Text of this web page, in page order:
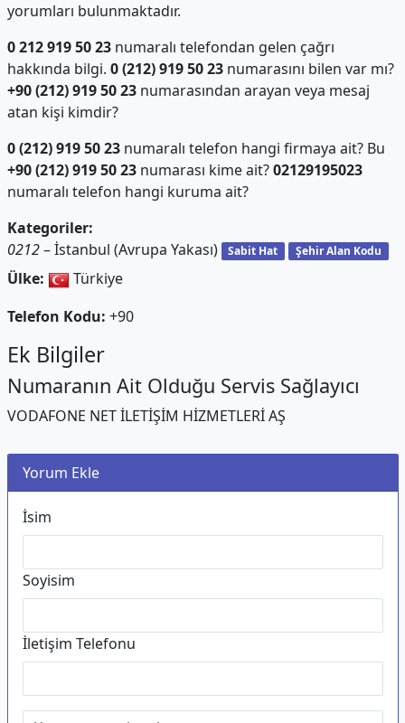
yorumları bulunmaktadır.
0 212 919 50 23numaralı telefondan gelen çağrı
hakkında bilgi. 0 (212) 919 50 23numarasını bilen var mı?
+90 (212) 919 50 23numarasından arayan veya mesaj
atan kişi kimdir?
0 (212) 919 50 23numaralı telefon hangi firmaya ait? Bu
+90 (212) 919 50 23numarası kime ait?02129195023
numaralı telefon hangi kuruma ait?
Kategoriler:
0212– İstanbul (Avrupa Yakası) Sabit Hat Şehir Alan Kodu
Ülke:
Türkiye
Telefon Kodu: +90
Ek Bilgiler
Numaranın Ait Olduğu Servis Sağlayıcı
VODAFONE NET İLETİŞİM HİZMETLERİ AŞ
Yorum Ekle
İsim
Soyisim
İletişim Telefonu